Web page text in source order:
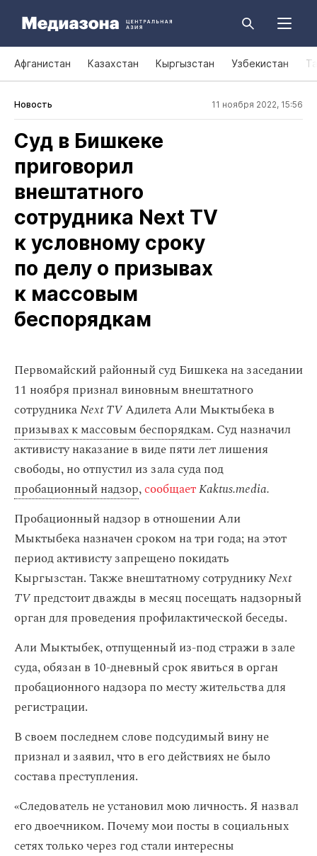
Афганистан Казахстан Кыргызстан Узбекистан
Новость 11 ноября 2022, 15:56
Суд в Бишкеке
приговорил
внештатного
сотрудника Next TV
к условному сроку
по делу о призывах
к массовым
беспорядкам
Первомайский районный суд Бишкека на заседании
11 ноября признал виновным внештатного
сотрудникаNext TVАдилета Али Мыктыбека в
призывах к массовым беспорядкам. Суд назначил
активисту наказание в виде пяти лет лишения
свободы, но отпустил из зала суда под
пробационный надзор,сообщаетKaktus.media.
Пробационный надзор в отношении Али
Мыктыбека назначен сроком на три года; на этот
период активисту запрещено покидать
Кыргызстан. Также внештатному сотрудникуNext
TVпредстоит дважды в месяц посещать надзорный
орган для проведения профилактической беседы.
Али Мыктыбек, отпущенный из-под стражи в зале
суда, обязан в 10-дневный срок явиться в орган
пробационного надзора по месту жительства для
регистрации.
В своем последнем слове подсудимый вину не
признал и заявил, что в его действиях не было
состава преступления.
«Следователь не установил мою личность. Я назвал
его двоечником. Почему мои посты в социальных
сетях только через год стали интересны